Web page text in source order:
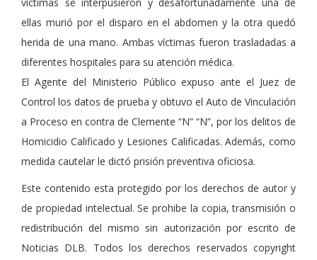
víctimas se interpusieron y desafortunadamente una de
ellas murió por el disparo en el abdomen y la otra quedó
herida de una mano. Ambas víctimas fueron trasladadas a
diferentes hospitales para su atención médica.
El Agente del Ministerio Público expuso ante el Juez de
Control los datos de prueba y obtuvo el Auto de Vinculación
a Proceso en contra de Clemente “N” “N”, por los delitos de
Homicidio Calificado y Lesiones Calificadas. Además, como
medida cautelar le dictó prisión preventiva oficiosa.
Este contenido esta protegido por los derechos de autor y
de propiedad intelectual. Se prohibe la copia, transmisión o
redistribución del mismo sin autorización por escrito de
Noticias DLB. Todos los derechos reservados copyright